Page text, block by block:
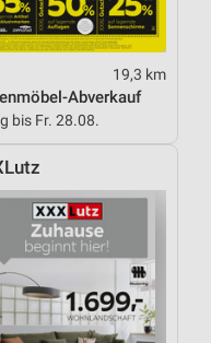
19,3 km
Abverkauf
bis Fr. 28.08.